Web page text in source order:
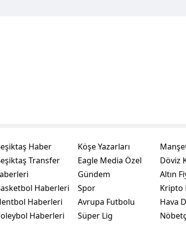
Haber
Transfer
Haberleri
Haberleri
Haberleri
Köşe Yazarları
Eagle Media Özel
Gündem
Spor
Avrupa Futbolu
Süper Lig
Döviz
Altın
Kripto
Hava